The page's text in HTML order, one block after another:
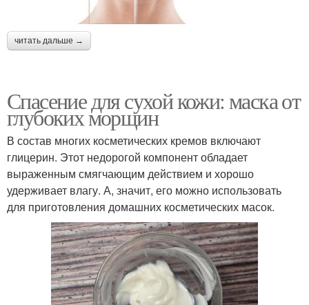
читать дальше →
Спасение для сухой кожи: маска от
глубоких морщин
В состав многих косметических кремов включают
глицерин. Этот недорогой компонент обладает
выраженным смягчающим действием и хорошо
удерживает влагу. А, значит, его можно использовать
для приготовления домашних косметических масок.